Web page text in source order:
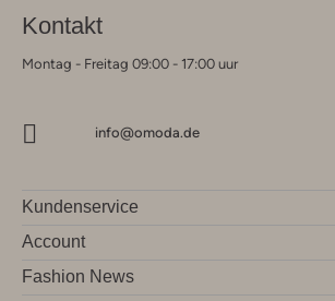
Kontakt
Montag - Freitag 09:00 - 17:00 uur
info@omoda.de
Kundenservice
Account
Fashion News